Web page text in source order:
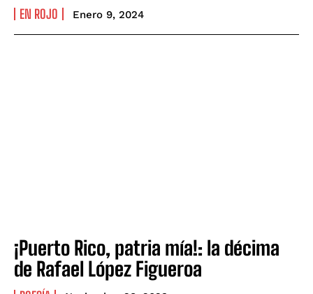
EN ROJO Enero 9, 2024
¡Puerto Rico, patria mía!: la décima
de Rafael López Figueroa